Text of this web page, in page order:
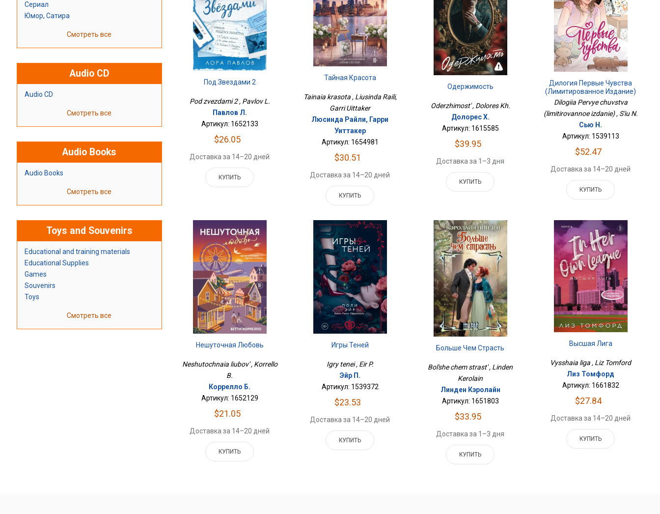
Сериал
Юмор, Сатира
Смотреть все
Audio CD
Audio CD
Смотреть все
Audio Books
Audio Books
Смотреть все
Toys and Souvenirs
Educational and training materials
Educational Supplies
Games
Souvenirs
Toys
Смотреть все
Под Звездами 2
Pod zvezdami 2 , Pavlov L.
Павлов Л.
Артикул: 1652133
$26.05
Доставка за 14–20 дней
КУПИТЬ
Тайная Красота
Tainaia krasota , Liusinda Raili,
Garri Uittaker
Люсинда Райли, Гарри
Уиттакер
Артикул: 1654981
$30.51
Доставка за 14–20 дней
КУПИТЬ
Одержимость
Oderzhimost' , Dolores Kh.
Долорес Х.
Артикул: 1615585
$39.95
Доставка за 1–3 дня
КУПИТЬ
Дилогия Первые Чувства
(лимитированное Издание)
Dilogiia Pervye chuvstva
(limitirovannoe izdanie) , S'iu N.
Сью Н.
Артикул: 1539113
$52.47
Доставка за 14–20 дней
КУПИТЬ
Нешуточная Любовь
Neshutochnaia liubov' , Korrello
B.
Коррелло Б.
Артикул: 1652129
$21.05
Доставка за 14–20 дней
КУПИТЬ
Игры Теней
Igry tenei , Eir P.
Эйр П.
Артикул: 1539372
$23.53
Доставка за 14–20 дней
КУПИТЬ
Больше Чем Страсть
Bol'she chem strast' , Linden
Kerolain
Линден Кэролайн
Артикул: 1651803
$33.95
Доставка за 1–3 дня
КУПИТЬ
Высшая Лига
Vysshaia liga , Liz Tomford
Лиз Томфорд
Артикул: 1661832
$27.84
Доставка за 14–20 дней
КУПИТЬ